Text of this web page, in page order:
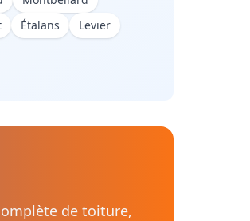
Étalans
Levier
de toiture,